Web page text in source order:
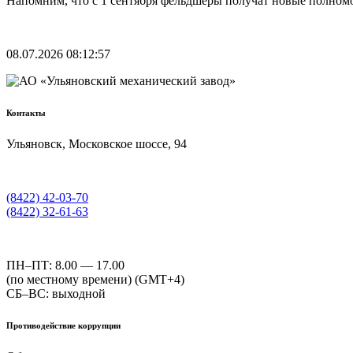
08.07.2026 08:12:57
Контакты
Ульяновск, Московское шоссе, 94
(8422) 42-03-70
(8422) 32-61-63
ПН–ПТ: 8.00 — 17.00
(по местному времени) (GMT+4)
СБ–ВС: выходной
Противодействие коррупции